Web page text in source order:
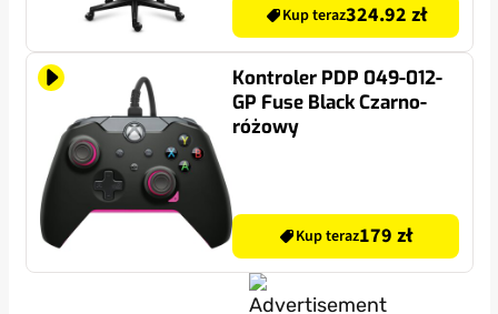
Kup teraz324.92 zł
Kontroler PDP 049-012-
GP Fuse Black Czarno-
różowy
Kup teraz179 zł